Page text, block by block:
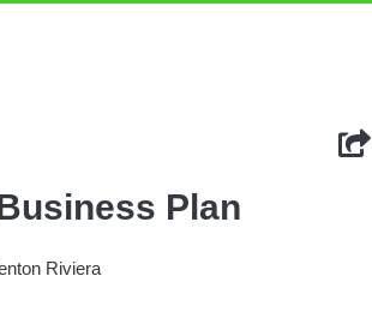
Plan
Riviera